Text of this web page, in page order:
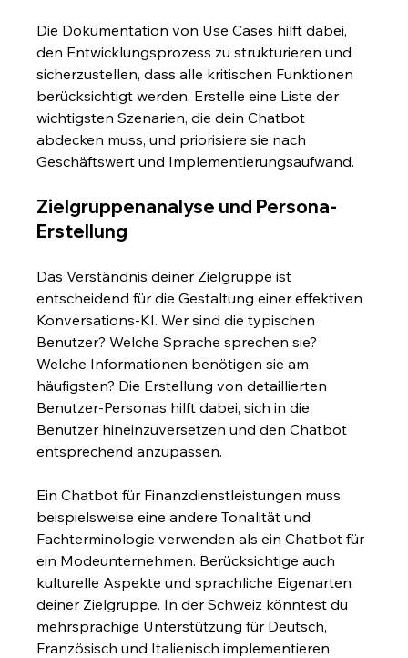
Die Dokumentation von Use Cases hilft dabei,
den Entwicklungsprozess zu strukturieren und
sicherzustellen, dass alle kritischen Funktionen
berücksichtigt werden. Erstelle eine Liste der
wichtigsten Szenarien, die dein Chatbot
abdecken muss, und priorisiere sie nach
Geschäftswert und Implementierungsaufwand.
Zielgruppenanalyse und Persona-
Erstellung
Das Verständnis deiner Zielgruppe ist
entscheidend für die Gestaltung einer effektiven
Konversations-KI. Wer sind die typischen
Benutzer? Welche Sprache sprechen sie?
Welche Informationen benötigen sie am
häufigsten? Die Erstellung von detaillierten
Benutzer-Personas hilft dabei, sich in die
Benutzer hineinzuversetzen und den Chatbot
entsprechend anzupassen.
Ein Chatbot für Finanzdienstleistungen muss
beispielsweise eine andere Tonalität und
Fachterminologie verwenden als ein Chatbot für
ein Modeunternehmen. Berücksichtige auch
kulturelle Aspekte und sprachliche Eigenarten
deiner Zielgruppe. In der Schweiz könntest du
mehrsprachige Unterstützung für Deutsch,
Französisch und Italienisch implementieren